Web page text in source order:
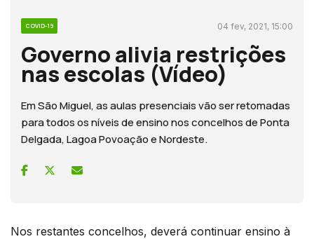
COVID-19 04 fev, 2021, 15:00
Governo alivia restrições
nas escolas (Vídeo)
Em São Miguel, as aulas presenciais vão ser retomadas
para todos os níveis de ensino nos concelhos de Ponta
Delgada, Lagoa Povoação e Nordeste.
Nos restantes concelhos, deverá continuar ensino à